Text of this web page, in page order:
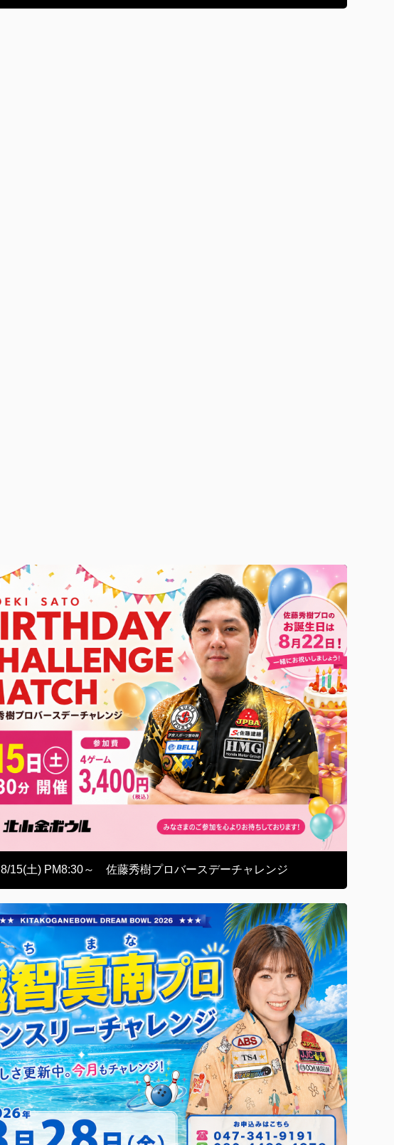
8/15(土) PM8:30～ 佐藤秀樹プロバースデーチャレンジ